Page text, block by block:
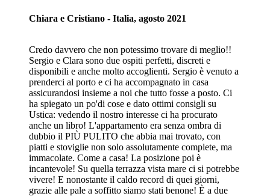
Chiara e Cristiano - Italia, agosto 2021
Credo davvero che non potessimo trovare di meglio!!
Sergio e Clara sono due ospiti perfetti, discreti e
disponibili e anche molto accoglienti. Sergio è venuto a
prenderci al porto e ci ha accompagnato in casa
assicurandosi insieme a noi che tutto fosse a posto. Ci
ha spiegato un po'di cose e dato ottimi consigli su
Ustica: vedendo il nostro interesse ci ha procurato
anche un libro! L'appartamento era senza ombra di
dubbio il PIÙ PULITO che abbia mai trovato, con
piatti e stoviglie non solo assolutamente complete, ma
immacolate. Come a casa! La posizione poi è
incantevole! Su quella terrazza vista mare ci si potrebbe
vivere! E nonostante il caldo record di quei giorni,
grazie alle pale a soffitto siamo stati benone! È a due